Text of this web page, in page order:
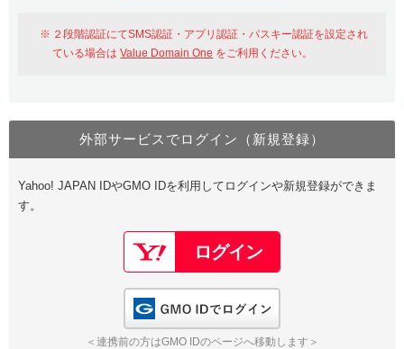
おすすめ One レンタルサーバーを含む最新の機能を使う方
Value Domain Oneにログイン
Google
GMO ID Amazon
※AmazonはValue Domain Oneのログイン画面へ遷移します
Value Domain Oneアカウント作成
以下でも登録可能
Google Yahoo!
GMO ID
２段階認証にてSMS認証・アプリ認証・パスキー認証を設定され
ている場合はValue Domain One をご利用ください。
外部サービスでログイン（新規登録）
Yahoo! JAPAN IDやGMO IDを利用してログインや新規登録ができま
す。
＜連携前の方はGMO IDのページへ移動します＞